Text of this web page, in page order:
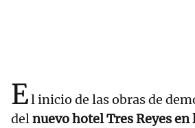
El inicio de las obras de
delnuevo hotel Tres Reyes en